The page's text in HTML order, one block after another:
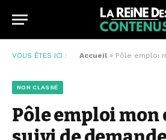
VOUS ÊTES ICI : Accueil » Pôle emploi mon
NON CLASSÉ
Pôle emploi mon